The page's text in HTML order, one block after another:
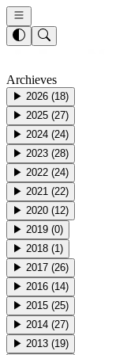
Archieves
▶ 2026 (18)
▶ 2025 (27)
▶ 2024 (24)
▶ 2023 (28)
▶ 2022 (24)
▶ 2021 (22)
▶ 2020 (12)
▶ 2019 (0)
▶ 2018 (1)
▶ 2017 (26)
▶ 2016 (14)
▶ 2015 (25)
▶ 2014 (27)
▶ 2013 (19)